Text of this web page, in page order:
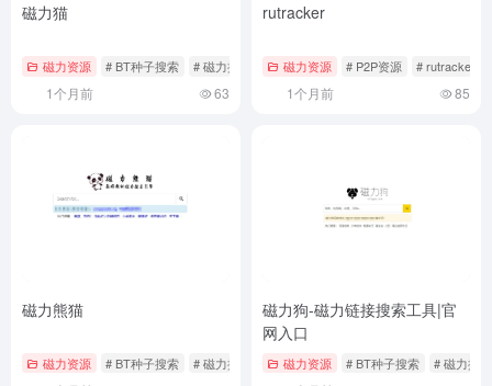
磁力猫
磁力资源 # BT种子搜索 # 磁力搜索 # 磁力猫
1个月前 63
rutracker
磁力资源 # P2P资源 # rutracker
1个月前 85
磁力熊猫
磁力资源 # BT种子搜索 # 磁力搜索 # 磁力熊猫
磁力狗-磁力链接搜索工具|官
网入口
磁力资源 # BT种子搜索 # 磁力搜